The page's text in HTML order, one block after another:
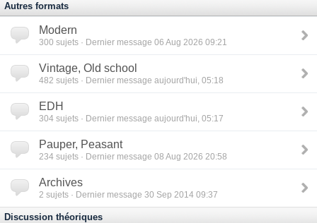
Autres formats
Modern
300 sujets · Dernier message 06 Aug 2026 09:21
Vintage, Old school
482 sujets · Dernier message aujourd'hui, 05:18
EDH
304 sujets · Dernier message aujourd'hui, 05:17
Pauper, Peasant
234 sujets · Dernier message 08 Aug 2026 20:58
Archives
2 sujets · Dernier message 30 Sep 2014 09:37
Discussion théoriques